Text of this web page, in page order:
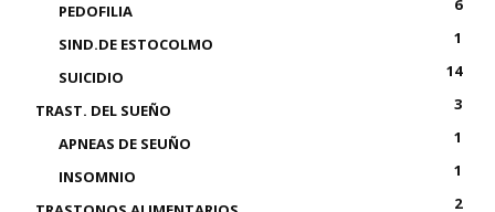
PEDOFILIA
6
SIND.DE ESTOCOLMO
1
SUICIDIO
14
TRAST. DEL SUEÑO
3
APNEAS DE SEUÑO
1
INSOMNIO
1
2